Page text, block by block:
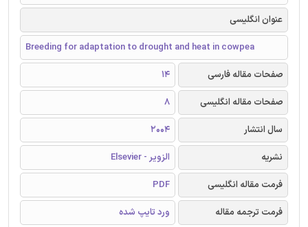
عنوان انگلیسی
Breeding for adaptation to drought and heat in cowpea
صفحات مقاله فارسی
14
صفحات مقاله انگلیسی
8
سال انتشار
2004
نشریه
الزویر - Elsevier
فرمت مقاله انگلیسی
PDF
فرمت ترجمه مقاله
ورد تایپ شده